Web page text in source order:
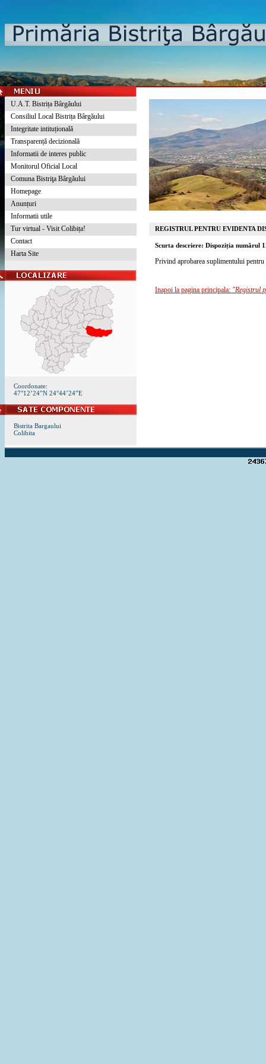
U.A.T. Bistrița Bârgăului
Consiliul Local Bistrița Bârgăului
Integritate intituțională
Transparență decizională
Informatii de interes public
Monitorul Oficial Local
Comuna Bistriţa Bârgăului
Homepage
Anunțuri
Informatii utile
Tur virtual - Visit Colibița!
Contact
Harta Site
Coordonate:
47°12’24”N 24°44’24”E
Bistrita Bargaului
Colibita
REGISTRUL PENTRU EVIDENTA
Scurta descriere: Dispoziția numărul
Privind aprobarea suplimentului
Inapoi la pagina principala: "Registrul